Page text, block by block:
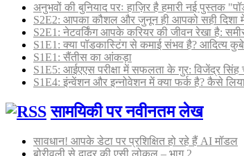
अनुभवों की बुनियाद परः हाज़िर है हमारी नई पुस्तक
S2E2: आपका कौशल और जुनून ही आपको सही दिशा में
S2E1: नेटवर्किंग आपके करियर की जीवन रेखा है:
S1E1: क्या पॉडकास्टिंग से कमाई संभव है? आदित्य
S1E1: सैंतीस का आंकड़ा
S1E5: आईएएस परीक्षा में सफलता के गुर: विजेंद्र
S1E4: इंन्वेंशन और इन्नोवेशन में क्या फर्क है? कैसे
सामयिकी पर नवीनतम लेख
सावधान! आपके डेटा पर प्रशिक्षित हो रहे हैं AI मॉडल
बोरीवली से दादर की एसी लोकल – भाग 2